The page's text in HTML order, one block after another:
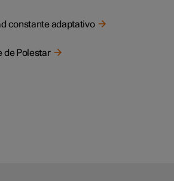
constante adaptativo
de Polestar